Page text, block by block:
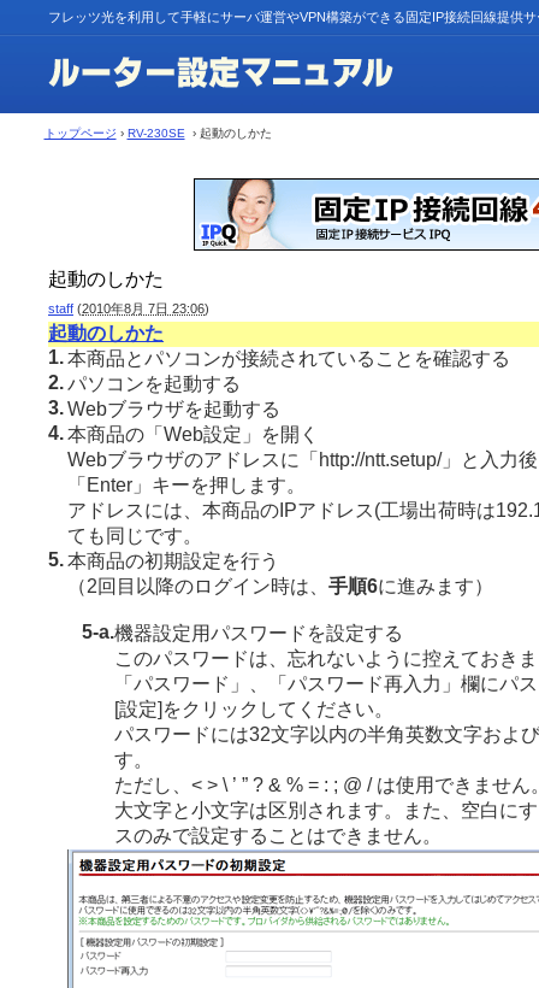
フレッツ光を利用して手軽にサーバ運営やVPN構築ができる固定IP接続回線提供
トップページ › RV-230SE › 起動のしかた
起動のしかた
staff (2010年8月 7日 23:06)
起動のしかた
1.本商品とパソコンが接続されていることを確認する
2.パソコンを起動する
3.Webブラウザを起動する
4.本商品の「Web設定」を開く
Webブラウザのアドレスに「http://ntt.setup/」と入力
「Enter」キーを押します。
アドレスには、本商品のIPアドレス(工場出荷時は
ても同じです。
5.本商品の初期設定を行う
（2回目以降のログイン時は、 手順6に進みます）
5-a.機器設定用パスワードを設定する
このパスワードは、忘れないように控えておき
「パスワード」、「パスワード再入力」欄にパ
[設定]をクリックしてください。
パスワードには32文字以内の半角英数文字およ
す。
ただし、< > \ ’ ” ? & % = : ; @ / は使用できません
大文字と小文字は区別されます。また、空白に
スのみで設定することはできません。